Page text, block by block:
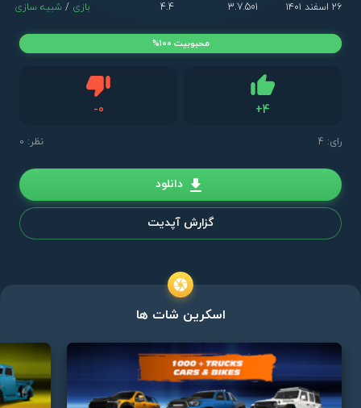
۲۶ اسفند ۱۴۰۱
3.7.501
4.4
بازی / شبیه سازی
+4
-0دیس لایک
رای: 4 نظر: 0
محبوبیت 100%
دانلود
گزارش آپدیت
اسکرین شات ها